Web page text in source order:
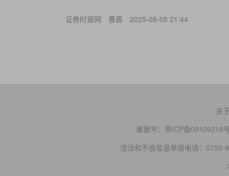
证券时报网 曹晨 2025-08-05 21:44
关
备案号： 粤ICP备09109218
违法和不良信息举报电话：0755-